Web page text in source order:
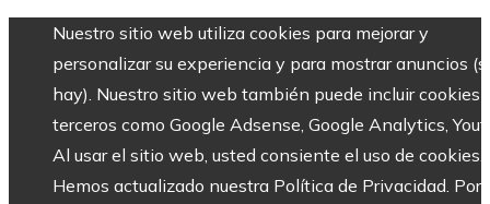
Nuestro sitio web utiliza cookies para mejorar y
personalizar su experiencia y para mostrar anuncios
hay). Nuestro sitio web también puede incluir cookies
terceros como Google Adsense, Google Analytics,
Al usar el sitio web, usted consiente el uso de cookies.
Hemos actualizado nuestra Política de Privacidad. Por